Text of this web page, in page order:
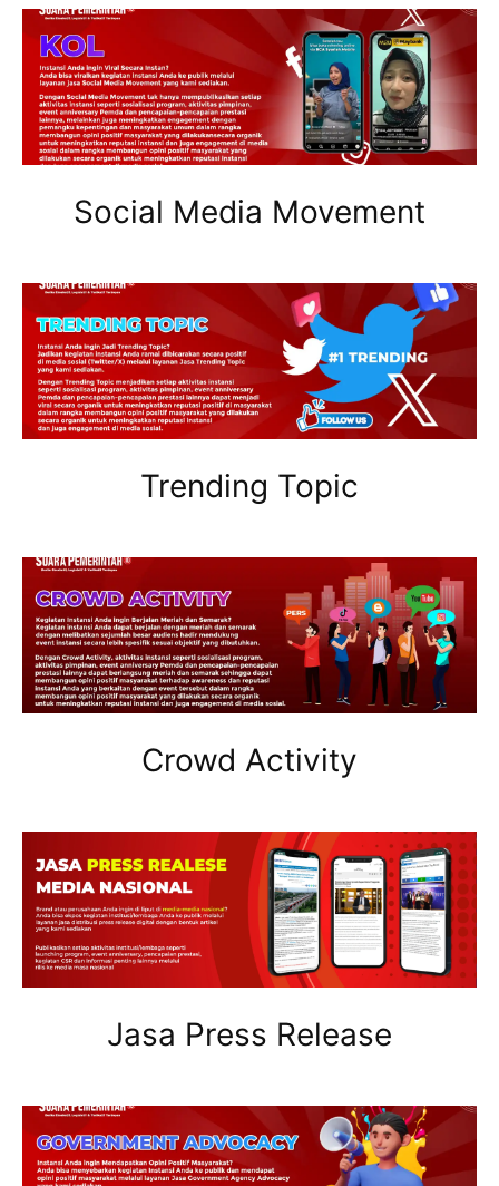
Social Media Movement
Trending Topic
Crowd Activity
Jasa Press Release